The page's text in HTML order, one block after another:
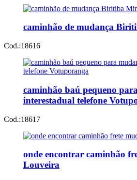
caminhão de mudança
Cod.:18616
caminhão baú pequeno
interestadual telefone
Cod.:18617
onde encontrar caminhão
Louveira